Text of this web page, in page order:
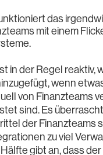
das
mit einem
in der Regel reaktiv,
wenn
von Finanzteams
sind. Es
der Finanzteams
zu viel
gibt an, dass